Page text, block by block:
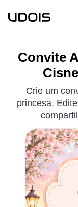
Convite
Crie um
princesa.